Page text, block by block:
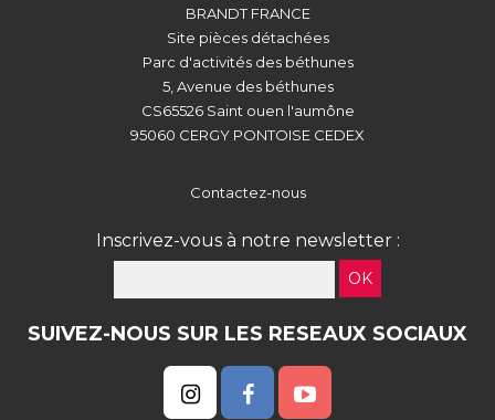
BRANDT FRANCE
Site pièces détachées
Parc d'activités des béthunes
5, Avenue des béthunes
CS65526 Saint ouen l'aumône
95060 CERGY PONTOISE CEDEX
Contactez-nous
Inscrivez-vous à notre newsletter :
OK
SUIVEZ-NOUS SUR LES RESEAUX SOCIAUX